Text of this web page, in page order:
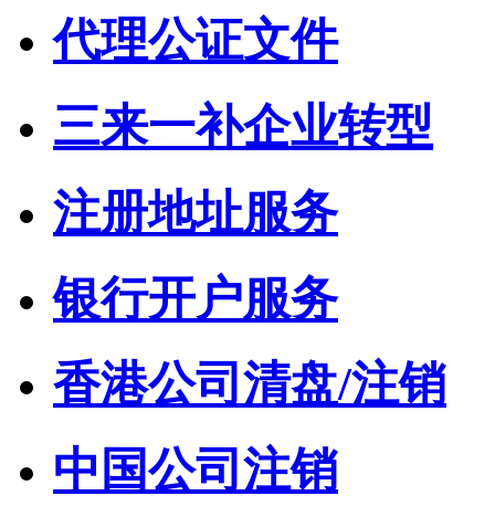
代理公证文件
三来一补企业转型
注册地址服务
银行开户服务
香港公司清盘/注销
中国公司注销